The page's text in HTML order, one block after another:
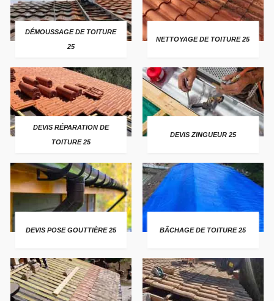
DÉMOUSSAGE DE TOITURE
25
NETTOYAGE DE TOITURE 25
DEVIS RÉPARATION DE
TOITURE 25
DEVIS ZINGUEUR 25
DEVIS POSE GOUTTIÈRE 25 BÂCHAGE DE TOITURE 25